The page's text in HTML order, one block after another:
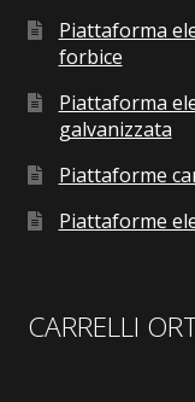
Piattaforma
forbice
Piattaforma
galvanizzata
Piattaforme
Piattaforme
CARRELLI